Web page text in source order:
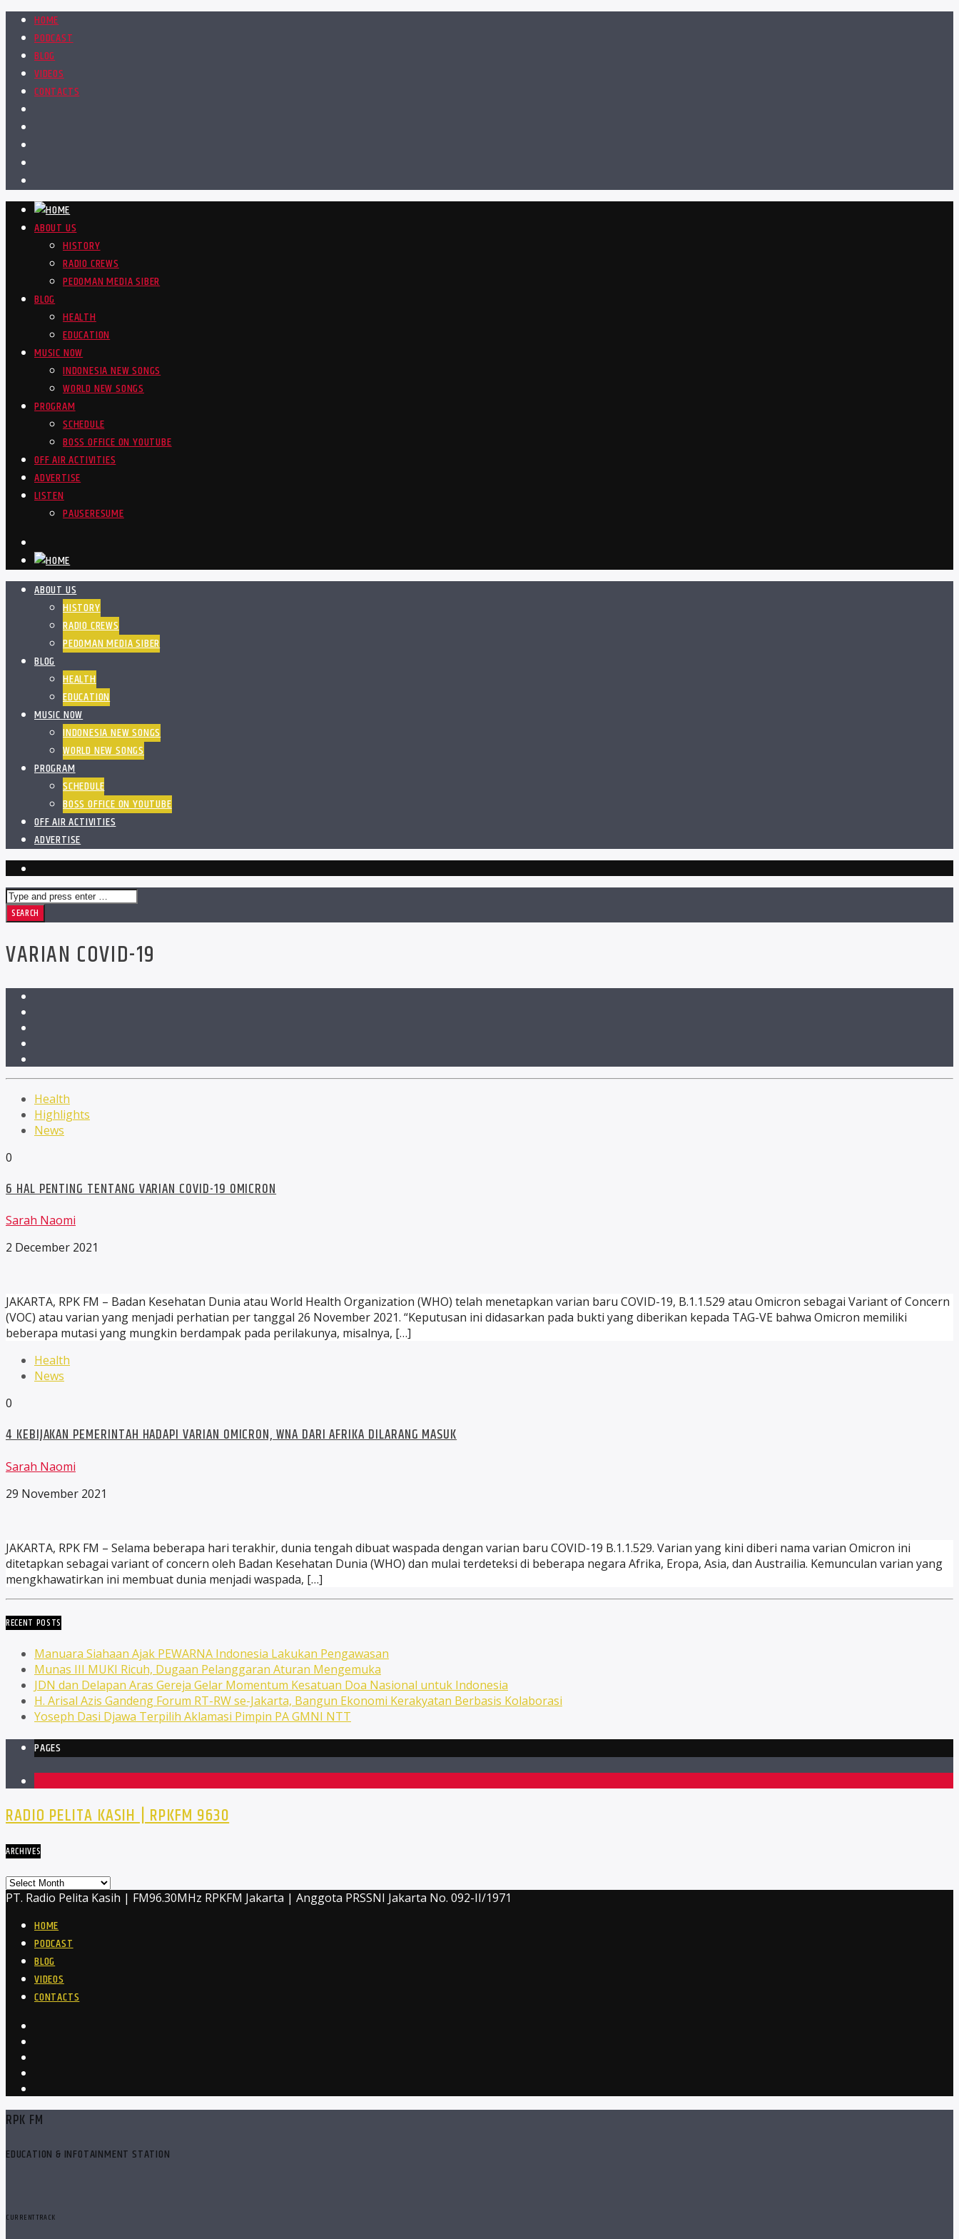
HOME
PODCAST
BLOG
VIDEOS
CONTACTS
ABOUT US
HISTORY
RADIO CREWS
PEDOMAN MEDIA SIBER
BLOG
HEALTH
EDUCATION
MUSIC NOW
INDONESIA NEW SONGS
WORLD NEW SONGS
PROGRAM
SCHEDULE
BOSS OFFICE ON YOUTUBE
OFF AIR ACTIVITIES
ADVERTISE
LISTEN
PAUSERESUME
ABOUT US
HISTORY
RADIO CREWS
PEDOMAN MEDIA SIBER
BLOG
HEALTH
EDUCATION
MUSIC NOW
INDONESIA NEW SONGS
WORLD NEW SONGS
PROGRAM
SCHEDULE
BOSS OFFICE ON YOUTUBE
OFF AIR ACTIVITIES
ADVERTISE
VARIAN COVID-19
Health
Highlights
News
0
6 HAL PENTING TENTANG VARIAN COVID-19 OMICRON
Sarah Naomi
2 December 2021
JAKARTA, RPK FM – Badan Kesehatan Dunia atau World Health Organization (WHO) telah menetapkan varian baru COVID-19, B.1.1.529 atau Omicron sebagai Variant of Concern
(VOC) atau varian yang menjadi perhatian per tanggal 26 November 2021. “Keputusan ini didasarkan pada bukti yang diberikan kepada TAG-VE bahwa Omicron memiliki
beberapa mutasi yang mungkin berdampak pada perilakunya, misalnya, […]
Health
News
0
4 KEBIJAKAN PEMERINTAH HADAPI VARIAN OMICRON, WNA DARI AFRIKA DILARANG MASUK
Sarah Naomi
29 November 2021
JAKARTA, RPK FM – Selama beberapa hari terakhir, dunia tengah dibuat waspada dengan varian baru COVID-19 B.1.1.529. Varian yang kini diberi nama varian Omicron ini
ditetapkan sebagai variant of concern oleh Badan Kesehatan Dunia (WHO) dan mulai terdeteksi di beberapa negara Afrika, Eropa, Asia, dan Austrailia. Kemunculan varian yang
mengkhawatirkan ini membuat dunia menjadi waspada, […]
RECENT POSTS
Manuara Siahaan Ajak PEWARNA Indonesia Lakukan Pengawasan
Munas III MUKI Ricuh, Dugaan Pelanggaran Aturan Mengemuka
JDN dan Delapan Aras Gereja Gelar Momentum Kesatuan Doa Nasional untuk Indonesia
H. Arisal Azis Gandeng Forum RT-RW se-Jakarta, Bangun Ekonomi Kerakyatan Berbasis Kolaborasi
Yoseph Dasi Djawa Terpilih Aklamasi Pimpin PA GMNI NTT
PAGES
RADIO PELITA KASIH | RPKFM 9630
ARCHIVES
Archives
PT. Radio Pelita Kasih | FM96.30MHz RPKFM Jakarta | Anggota PRSSNI Jakarta No. 092-II/1971
HOME
PODCAST
BLOG
VIDEOS
CONTACTS
RPK FM
EDUCATION & INFOTAINMENT STATION
CURRENT TRACK